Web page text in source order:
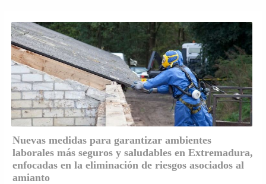
Nuevas medidas para garantizar ambientes
laborales más seguros y saludables en Extremadura,
enfocadas en la eliminación de riesgos asociados al
amianto